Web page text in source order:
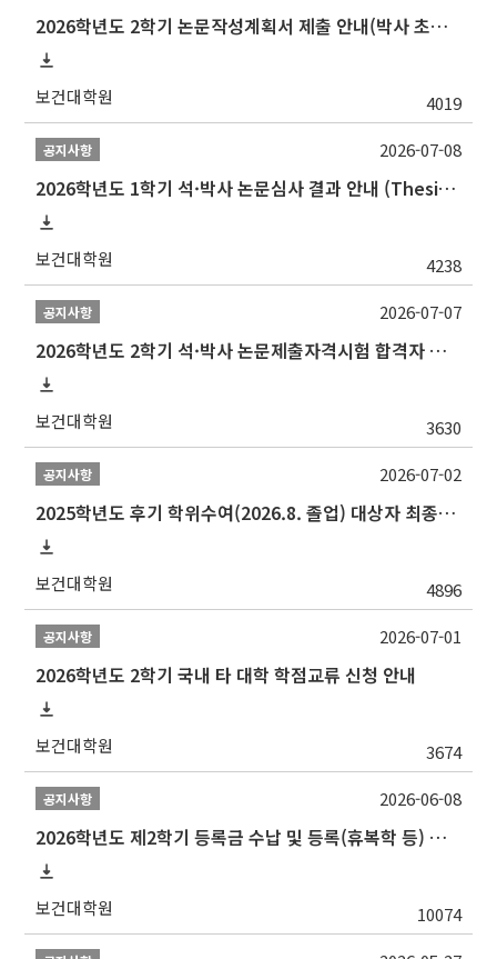
2026학년도 2학기 논문작성계획서 제출 안내(박사 초심 일정 포함)_Thesis Proposal
보건대학원 4019
공지사항
2026학년도 1학기 석·박사 논문심사 결과 안내 (Thesis Defense Result)
보건대학원 4238
2026-07-08
공지사항
2026학년도 2학기 석·박사 논문제출자격시험 합격자 공고(TSQ Exam Result)
보건대학원 3630
2026-07-07
공지사항
2025학년도 후기 학위수여(2026.8. 졸업) 대상자 최종인준 논문 제출 안내
보건대학원 4896
2026-07-02
공지사항
2026학년도 2학기 국내 타 대학 학점교류 신청 안내
보건대학원 3674
2026-07-01
공지사항
2026학년도 제2학기 등록금 수납 및 등록(휴복학 등) 일정 안내
보건대학원 10074
2026-06-08